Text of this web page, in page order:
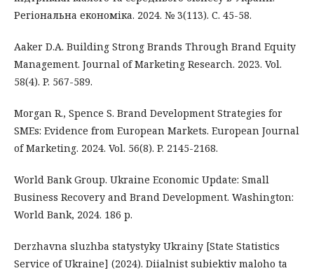
Регіональна економіка. 2024. № 3(113). С. 45-58.
Aaker D.A. Building Strong Brands Through Brand Equity
Management. Journal of Marketing Research. 2023. Vol.
58(4). P. 567-589.
Morgan R., Spence S. Brand Development Strategies for
SMEs: Evidence from European Markets. European Journal
of Marketing. 2024. Vol. 56(8). P. 2145-2168.
World Bank Group. Ukraine Economic Update: Small
Business Recovery and Brand Development. Washington:
World Bank, 2024. 186 p.
Derzhavna sluzhba statystyky Ukrainy [State Statistics
Service of Ukraine] (2024). Diialnist subiektiv maloho ta